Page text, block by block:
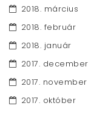
2018. március
2018. február
2018. január
2017. december
2017. november
2017. október